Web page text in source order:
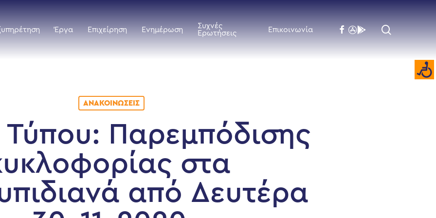
Έργα Επιχείρηση Ενημέρωση
Συχνές
Ερωτήσεις
Επικοινωνία facebook
flickrbehance
ΑΝΑΚΟΙΝΏΣΕΙΣ
Τύπου: Παρεμπόδισης
στα
από Δευτέρα